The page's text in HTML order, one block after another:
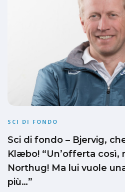
SCI DI FONDO
Sci di fondo – Bjervig,
Klæbo! “Un’offerta così,
Northug! Ma lui vuole
più…”